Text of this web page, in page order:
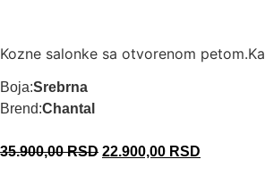
Kozne salonke sa otvorenom
Boja:Srebrna
Brend:Chantal
35.900,00RSD 22.900,00 RSD